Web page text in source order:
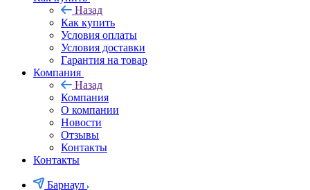
Как купить
Назад
Как купить
Условия оплаты
Условия доставки
Гарантия на товар
Компания
Назад
Компания
О компании
Новости
Отзывы
Контакты